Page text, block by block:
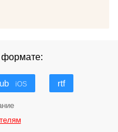
формате:
iOS rtf